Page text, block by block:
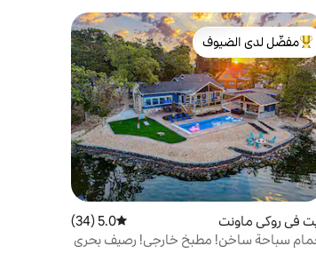
من أبرز البيوت المفضّلة لدى الضيوف
مفضّل لدى الضيوف
في روكي ماونت متوسط التقييم 5.0 من 5، 34 مراجعات
5.0 (34)
سباحة ساخن! مطبخ خارجي! رصيف بحري